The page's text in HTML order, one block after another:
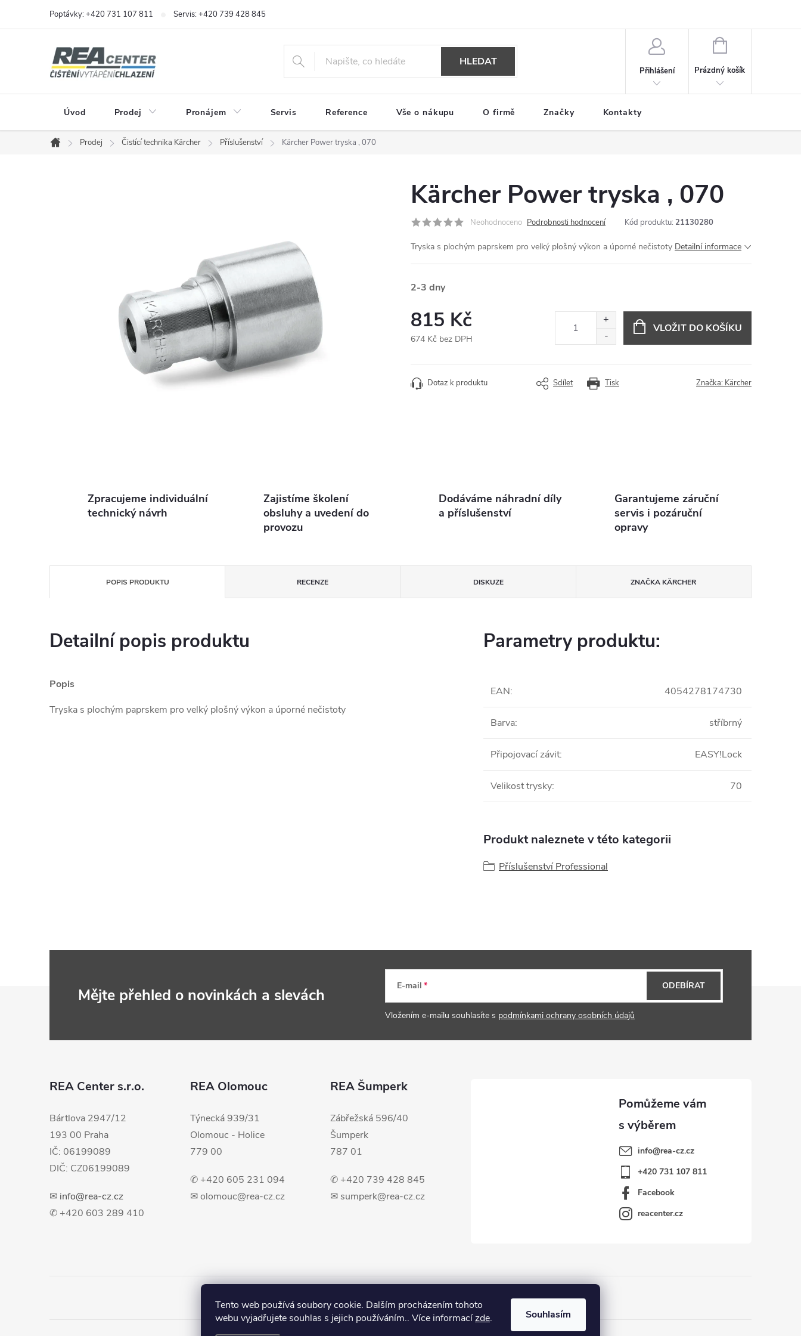
Tento web používá soubory cookie. Dalším procházením tohoto
webu vyjadřujete souhlas s jejich používáním.. Více informacízde. Souhlasím
Poptávky: +420 731 107 811 Servis: +420 739 428 845
HLEDAT
Přihlášení
NÁKUPNÍ
Prázdný košík
Úvod Prodej Pronájem Servis Reference Vše o nákupu O firmě Značky Kontakty
Domů
Prodej Čistící technika Kärcher Příslušenství Kärcher Power tryska , 070
Kärcher Power tryska , 070
Neohodnoceno Podrobnosti hodnocení Kód produktu: 21130280
Tryska s plochým paprskem pro velký plošný výkon a úporné nečistoty Detailní informace
2-3 dny
815 Kč
674 Kč bez DPH
cena:
VLOŽIT DO KOŠÍKU
Tisk
Dotaz k produktu Sdílet Značka: Kärcher
Zpracujeme individuální
technický návrh
Zajistíme školení
obsluhy a uvedení do
provozu
Dodáváme náhradní díly
a příslušenství
Garantujeme záruční
servis i pozáruční
opravy
POPIS PRODUKTU RECENZE DISKUZE ZNAČKA KÄRCHER
Detailní popis produktu
Popis
Tryska s plochým paprskem pro velký plošný výkon a úporné nečistoty
Parametry produktu:
EAN: 4054278174730
Barva: stříbrný
Připojovací závit: EASY!Lock
Velikost trysky: 70
Produkt naleznete v této kategorii
Příslušenství Professional
Mějte přehled o novinkách a slevách E-mail
Vložením e-mailu souhlasíte s podmínkami ochrany osobních údajů
ODEBÍRAT
REA Center s.r.o.
Bártlova 2947/12
193 00 Praha
IČ: 06199089
DIČ: CZ06199089
✉ info@rea-cz.cz
✆ +420 603 289 410
REA Olomouc
Týnecká 939/31
Olomouc - Holice
779 00
✆ +420 605 231 094
✉ olomouc@rea-cz.cz
REA Šumperk
Zábřežská 596/40
Šumperk
787 01
✆ +420 739 428 845
✉ sumperk@rea-cz.cz
info@rea-cz.cz
+420 731 107 811
Facebook
reacenter.cz